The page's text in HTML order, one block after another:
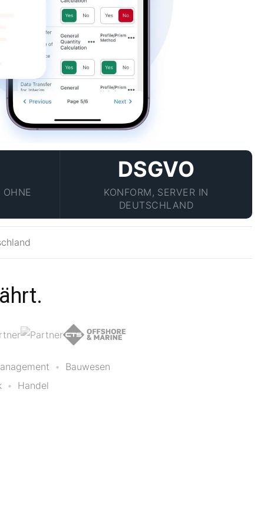
DSGVO
KONFORM, SERVER IN
DEUTSCHLAND
• Bauwesen
• Handel